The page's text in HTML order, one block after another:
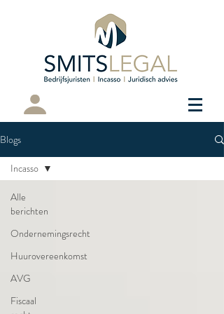
Cliëntenportaal
Blogs
Alle
berichten
Ondernemingsrecht
Huurovereenkomst
AVG
Fiscaal
Incasso